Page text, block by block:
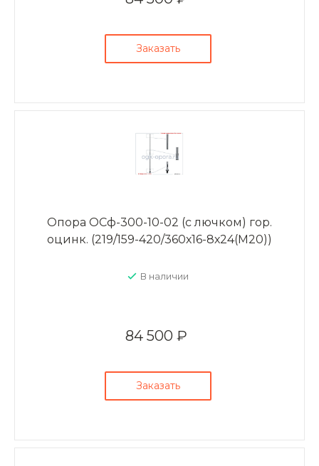
Заказать
Опора ОСф-300-10-02 (с лючком) гор.
оцинк. (219/159-420/360х16-8х24(М20))
В наличии
84 500 ₽
Заказать